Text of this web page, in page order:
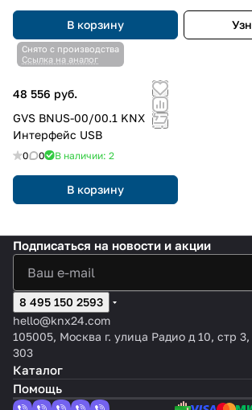
В корзину
Снято с производства
Ссылка на аналог
48 556 руб.
GVS BNUS-00/00.1 KNX
Интерфейс USB
0 0 В наличии: 2
В корзину
Подписаться на новости и акции
8 495 150 2593
hello@knx24.com
105005, Москва г. улица Радио д 10, стр
303
Каталог
Помощь